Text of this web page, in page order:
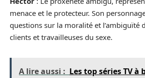
menace et le protecteur. Son
questions sur la moralité et l’ambiguïté
clients et travailleuses du sexe.
A lire aussi : Les top séries TV